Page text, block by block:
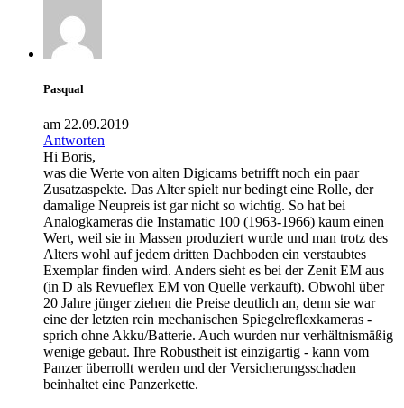
Pasqual
am 22.09.2019
Antworten
Hi Boris,
was die Werte von alten Digicams betrifft noch ein paar
Zusatzaspekte. Das Alter spielt nur bedingt eine Rolle, der
damalige Neupreis ist gar nicht so wichtig. So hat bei
Analogkameras die Instamatic 100 (1963-1966) kaum einen
Wert, weil sie in Massen produziert wurde und man trotz des
Alters wohl auf jedem dritten Dachboden ein verstaubtes
Exemplar finden wird. Anders sieht es bei der Zenit EM aus
(in D als Revueflex EM von Quelle verkauft). Obwohl über
20 Jahre jünger ziehen die Preise deutlich an, denn sie war
eine der letzten rein mechanischen Spiegelreflexkameras -
sprich ohne Akku/Batterie. Auch wurden nur verhältnismäßig
wenige gebaut. Ihre Robustheit ist einzigartig - kann vom
Panzer überrollt werden und der Versicherungsschaden
beinhaltet eine Panzerkette.